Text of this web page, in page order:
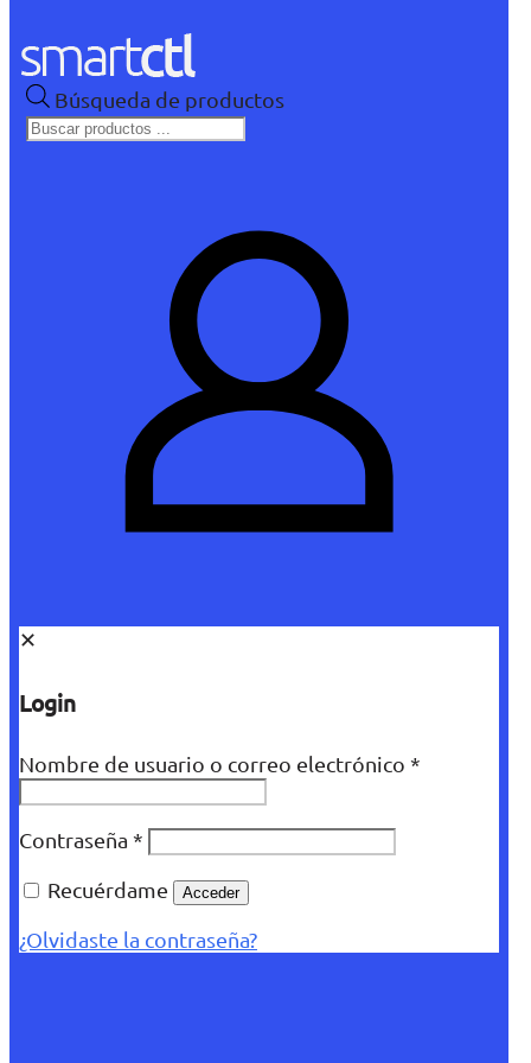
Búsqueda de productos
✕
Login
Nombre de usuario o correo electrónico *
Contraseña *
Recuérdame
Acceder
¿Olvidaste la contraseña?